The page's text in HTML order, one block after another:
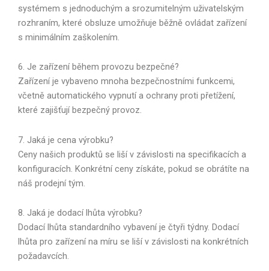
systémem s jednoduchým a srozumitelným uživatelským
rozhraním, které obsluze umožňuje běžně ovládat zařízení
s minimálním zaškolením.
6. Je zařízení během provozu bezpečné?
Zařízení je vybaveno mnoha bezpečnostními funkcemi,
včetně automatického vypnutí a ochrany proti přetížení,
které zajišťují bezpečný provoz.
7. Jaká je cena výrobku?
Ceny našich produktů se liší v závislosti na specifikacích a
konfiguracích. Konkrétní ceny získáte, pokud se obrátíte na
náš prodejní tým.
8. Jaká je dodací lhůta výrobku?
Dodací lhůta standardního vybavení je čtyři týdny. Dodací
lhůta pro zařízení na míru se liší v závislosti na konkrétních
požadavcích.